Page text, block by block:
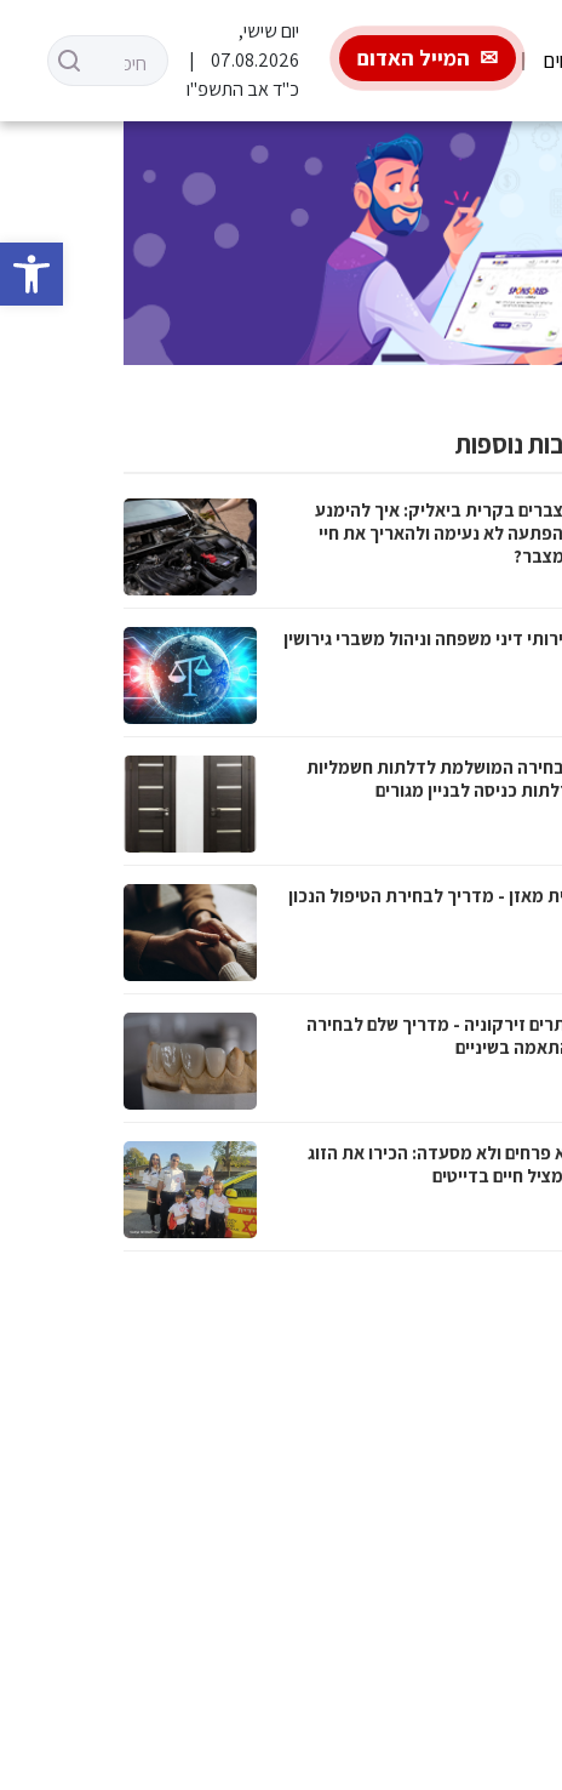
פתח
המייל האדום
יום שישי,
07.08.2026
כ"ד אב התשפ"ו
נוספות
בקרית ביאליק: איך להימנע
לא נעימה ולהאריך את חיי
דיני משפחה וניהול משברי גירושין
המושלמת לדלתות חשמליות
כניסה לבניין מגורים
מאזן - מדריך לבחירת הטיפול הנכון
זירקוניה - מדריך שלם לבחירה
בשיניים
פרחים ולא מסעדה: הכירו את הזוג
חיים בדייטים